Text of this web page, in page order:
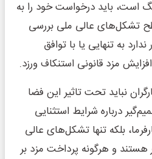
است، باید درخواست خود را به
سطح تشکل‌های عالی ملی بررسی
به تنهایی یا با توافق
مزد قانونی استنکاف ورزد.
نباید تحت تاثیر این فضا
درباره شرایط استثنایی
بلکه تنها تشکل‌های عالی
و هرگونه پرداخت مزد بر